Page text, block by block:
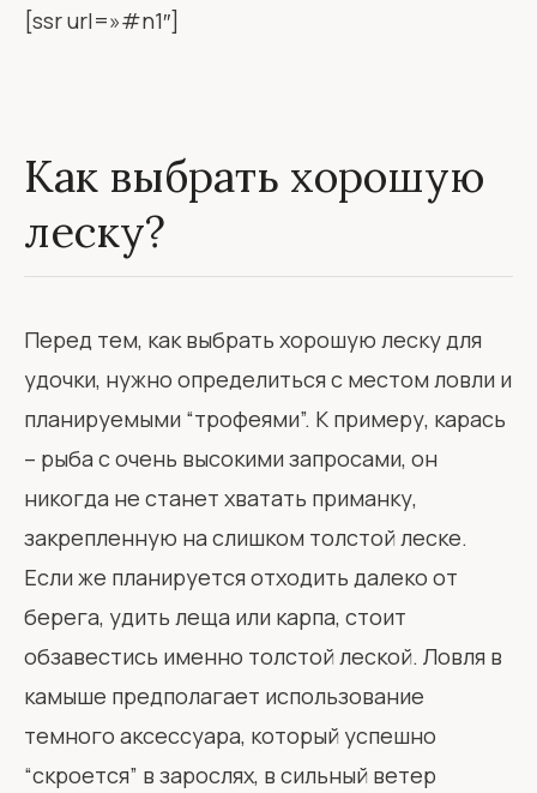
[ssr url=»#n1″]
Как выбрать хорошую
леску?
Перед тем, как выбрать хорошую леску для
удочки, нужно определиться с местом ловли и
планируемыми “трофеями”. К примеру, карась
– рыба с очень высокими запросами, он
никогда не станет хватать приманку,
закрепленную на слишком толстой леске.
Если же планируется отходить далеко от
берега, удить леща или карпа, стоит
обзавестись именно толстой леской. Ловля в
камыше предполагает использование
темного аксессуара, который успешно
“скроется” в зарослях, в сильный ветер